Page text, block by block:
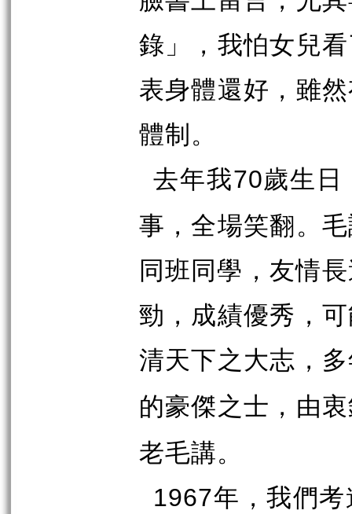
錄」，我怕女兒
表身體還好，雖
體制。
去年我70歲生
事，全場笑翻。
同班同學，友情
勁，成績優秀，
清天下之大志，
的豪傑之士，由
老毛講。
1967年，我們